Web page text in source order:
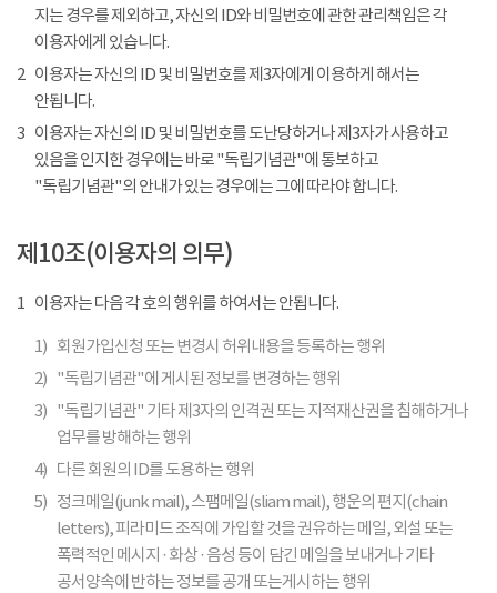
지는 경우를 제외하고, 자신의 ID와 비밀번호에 관한 관리책임은 각
이용자에게 있습니다.
2 이용자는 자신의 ID 및 비밀번호를 제3자에게 이용하게 해서는
안됩니다.
3 이용자는 자신의 ID 및 비밀번호를 도난당하거나 제3자가 사용하고
있음을 인지한 경우에는 바로 "독립기념관"에 통보하고
"독립기념관"의 안내가 있는 경우에는 그에 따라야 합니다.
제10조(이용자의 의무)
1 이용자는 다음 각 호의 행위를 하여서는 안됩니다.
1) 회원가입신청 또는 변경시 허위내용을 등록하는 행위
2) "독립기념관"에 게시된 정보를 변경하는 행위
3) "독립기념관" 기타 제3자의 인격권 또는 지적재산권을 침해하거나
업무를 방해하는 행위
4) 다른 회원의 ID를 도용하는 행위
5) 정크메일(junk mail), 스팸메일(sliam mail), 행운의 편지(chain
letters), 피라미드 조직에 가입할 것을 권유하는 메일, 외설 또는
폭력적인 메시지 · 화상 · 음성 등이 담긴 메일을 보내거나 기타
공서양속에 반하는 정보를 공개 또는게시하는 행위